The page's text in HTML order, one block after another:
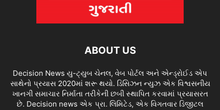
ABOUT US
Decision News યુ-ટ્યુબ ચેનલ, વેબ પોર્ટલ અને એન્ડ્રોઈડ એપ
સાથેનો પ્રયાસ 2020માં શરૂ થયો. ડિસિઝન ન્યુઝ એક વિશ્વસનીય
ખાનગી સમાચાર નિર્માતા તરીકેની છબી સ્થાપિત કરવામાં પ્રયાસરત
છે. Decision news એક પ્રા. લિમિટેડ, એક વિગતવાર ડિજીટલ